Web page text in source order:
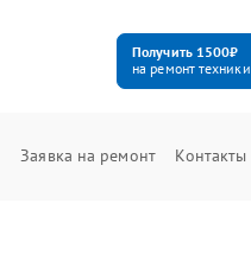
Получить 1500₽
на ремонт техники
Заявка на ремонт Контакты